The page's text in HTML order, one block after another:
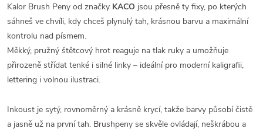
Kalor Brush Peny od značky KACO jsou přesně ty fixy, po kterých
sáhneš ve chvíli, kdy chceš plynulý tah, krásnou barvu a maximální
kontrolu nad písmem.
Měkký, pružný štětcový hrot reaguje na tlak ruky a umožňuje
přirozeně střídat tenké i silné linky – ideální pro moderní kaligrafii,
lettering i volnou ilustraci.
Inkoust je sytý, rovnoměrný a krásně krycí, takže barvy působí čistě
a jasně už na první tah. Brushpeny se skvěle ovládají, neškrábou a